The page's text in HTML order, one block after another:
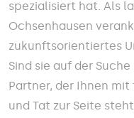
spezialisiert hat. Als
Ochsenhausen
zukunftsorientiertes
Sind sie auf der
Partner, der Ihnen
und Tat zur Seite